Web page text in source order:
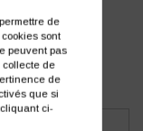
de
sont
peuvent pas
collecte de
de
que si
ci-